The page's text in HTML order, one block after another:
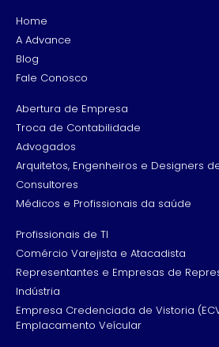
Home
A Advance
Blog
Fale Conosco
Abertura de Empresa
Troca de Contabilidade
Advogados
Arquitetos, Engenheiros e Designers
Consultores
Médicos e Profissionais da saúde
Profissionais de TI
Comércio Varejista e Atacadista
Representantes e Empresas de
Indústria
Empresa Credenciada de Vistoria
Emplacamento Veícular